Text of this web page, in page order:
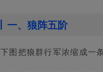
一、狼阵五阶
下图把狼群行军浓缩成一